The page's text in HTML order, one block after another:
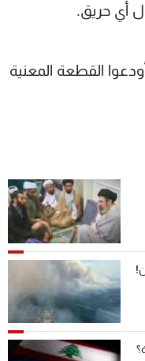
أي حريق.
القطعة المعنية